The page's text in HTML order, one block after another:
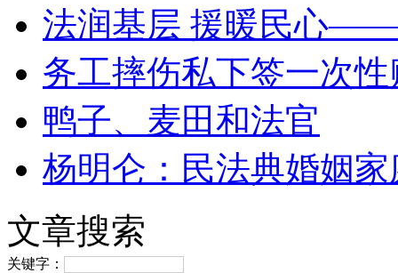
法润基层 援暖民心
务工摔伤私下签一次
鸭子、麦田和法官
杨明仑：民法典婚姻
文章搜索
关键字：